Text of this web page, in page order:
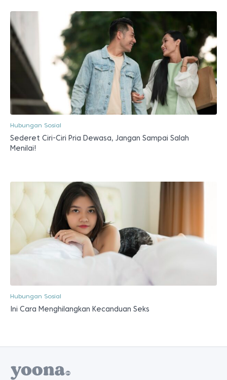
Hubungan Sosial
Sederet Ciri-Ciri Pria Dewasa, Jangan Sampai Salah
Menilai!
Hubungan Sosial
Ini Cara Menghilangkan Kecanduan Seks